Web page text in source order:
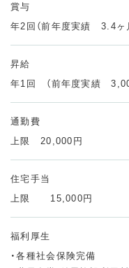
HOME
BASIC
賞与
年2回（前年度実績 3.4ヶ
昇給
年1回 （前年度実績
通勤費
上限 20,000円
住宅手当
上限 15,000円
福利厚生
・各種社会保険完備